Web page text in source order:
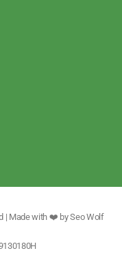
| Made with ❤️ bySeo Wolf